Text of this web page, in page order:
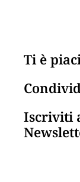
Ti è
Iscriviti